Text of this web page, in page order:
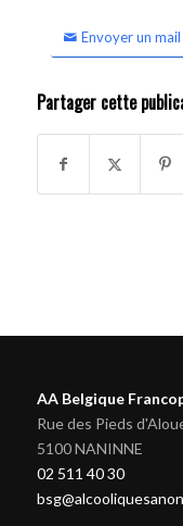
Envoyer un
Partager cette
AA Belgique
Rue des Pieds
5100 NANINNE
02 511 40 30